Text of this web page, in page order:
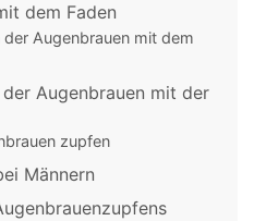
dem Faden
Augenbrauen mit dem
Augenbrauen mit der
zupfen
Männern